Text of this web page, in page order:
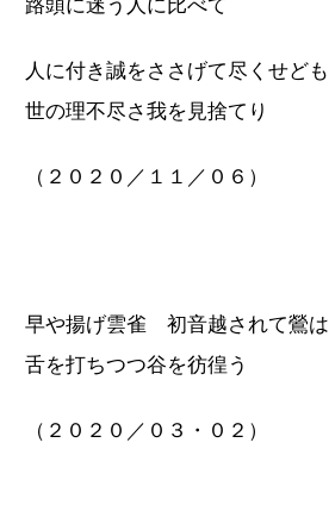
路頭に迷う人に比べて
人に付き誠をささげて尽くせども
世の理不尽さ我を見捨てり
（２０２０／１１／０６）
早や揚げ雲雀 初音越されて鶯は
舌を打ちつつ谷を彷徨う
（２０２０／０３・０２）